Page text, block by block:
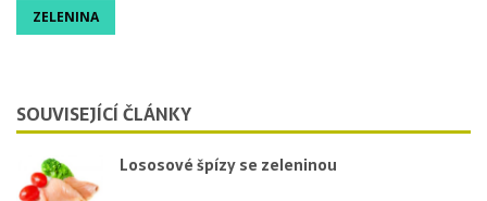
ZELENINA
SOUVISEJÍCÍ ČLÁNKY
Lososové špízy se zeleninou